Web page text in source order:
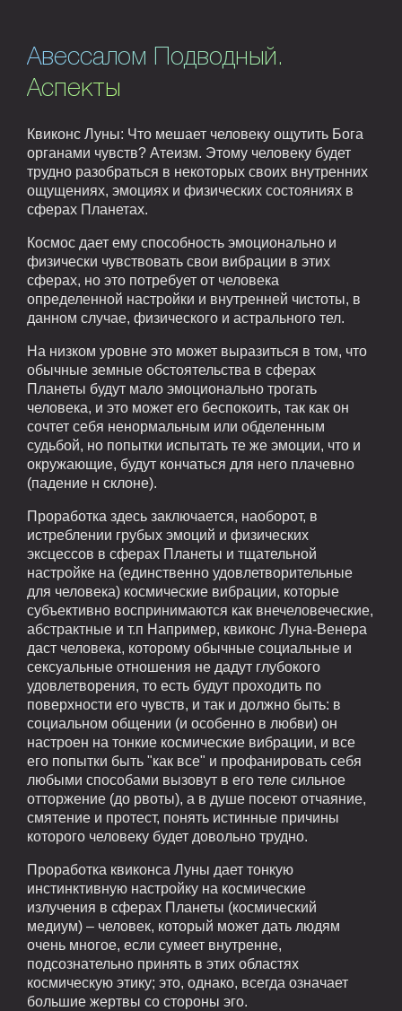
Авессалом Подводный.
Аспекты
Квиконс Луны: Что мешает человеку ощутить Бога
органами чувств? Атеизм. Этому человеку будет
трудно разобраться в некоторых своих внутренних
ощущениях, эмоциях и физических состояниях в
сферах Планетах.
Космос дает ему способность эмоционально и
физически чувствовать свои вибрации в этих
сферах, но это потребует от человека
определенной настройки и внутренней чистоты, в
данном случае, физического и астрального тел.
На низком уровне это может выразиться в том, что
обычные земные обстоятельства в сферах
Планеты будут мало эмоционально трогать
человека, и это может его беспокоить, так как он
сочтет себя ненормальным или обделенным
судьбой, но попытки испытать те же эмоции, что и
окружающие, будут кончаться для него плачевно
(падение н склоне).
Проработка здесь заключается, наоборот, в
истреблении грубых эмоций и физических
эксцессов в сферах Планеты и тщательной
настройке на (единственно удовлетворительные
для человека) космические вибрации, которые
субъективно воспринимаются как внечеловеческие,
абстрактные и т.п Например, квиконс Луна-Венера
даст человека, которому обычные социальные и
сексуальные отношения не дадут глубокого
удовлетворения, то есть будут проходить по
поверхности его чувств, и так и должно быть: в
социальном общении (и особенно в любви) он
настроен на тонкие космические вибрации, и все
его попытки быть "как все" и профанировать себя
любыми способами вызовут в его теле сильное
отторжение (до рвоты), а в душе посеют отчаяние,
смятение и протест, понять истинные причины
которого человеку будет довольно трудно.
Проработка квиконса Луны дает тонкую
инстинктивную настройку на космические
излучения в сферах Планеты (космический
медиум) – человек, который может дать людям
очень многое, если сумеет внутренне,
подсознательно принять в этих областях
космическую этику; это, однако, всегда означает
большие жертвы со стороны эго.